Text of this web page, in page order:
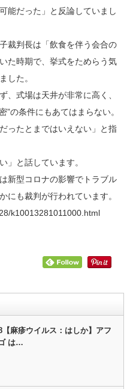
能だった」と反論していまし
裁判長は「飲食を伴う会合の
た時期で、挙式をためらう気
した。
、式場は天井が非常に高く、
”の条件にもあてはまらない。
ったとまではいえない」と指
」と話しています。
新型コロナの影響でトラブル
にも裁判が行われています。
k10013281011000.html
【麻疹ウイルス：はしか】アフ
は…